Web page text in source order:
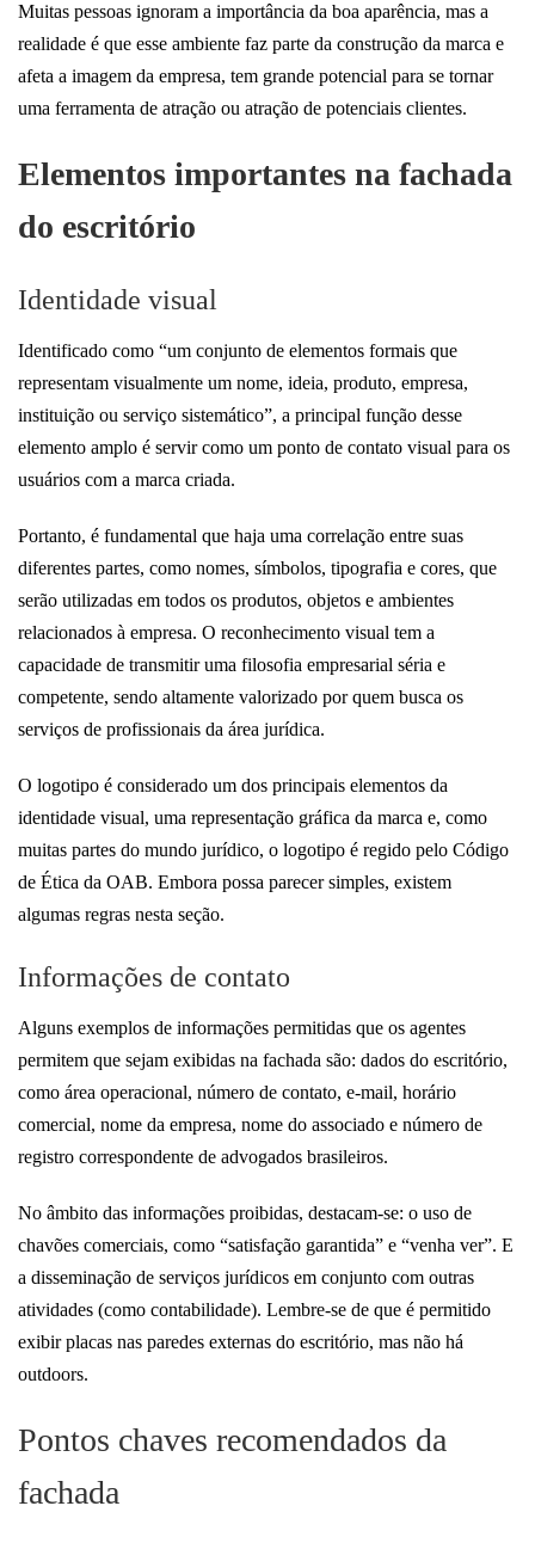
Muitas pessoas ignoram a importância da boa aparência, mas a
realidade é que esse ambiente faz parte da construção da marca e
afeta a imagem da empresa, tem grande potencial para se tornar
uma ferramenta de atração ou atração de potenciais clientes.
Elementos importantes na fachada
do escritório
Identidade visual
Identificado como “um conjunto de elementos formais que
representam visualmente um nome, ideia, produto, empresa,
instituição ou serviço sistemático”, a principal função desse
elemento amplo é servir como um ponto de contato visual para os
usuários com a marca criada.
Portanto, é fundamental que haja uma correlação entre suas
diferentes partes, como nomes, símbolos, tipografia e cores, que
serão utilizadas em todos os produtos, objetos e ambientes
relacionados à empresa. O reconhecimento visual tem a
capacidade de transmitir uma filosofia empresarial séria e
competente, sendo altamente valorizado por quem busca os
serviços de profissionais da área jurídica.
O logotipo é considerado um dos principais elementos da
identidade visual, uma representação gráfica da marca e, como
muitas partes do mundo jurídico, o logotipo é regido pelo Código
de Ética da OAB. Embora possa parecer simples, existem
algumas regras nesta seção.
Informações de contato
Alguns exemplos de informações permitidas que os agentes
permitem que sejam exibidas na fachada são: dados do escritório,
como área operacional, número de contato, e-mail, horário
comercial, nome da empresa, nome do associado e número de
registro correspondente de advogados brasileiros.
No âmbito das informações proibidas, destacam-se: o uso de
chavões comerciais, como “satisfação garantida” e “venha ver”. E
a disseminação de serviços jurídicos em conjunto com outras
atividades (como contabilidade). Lembre-se de que é permitido
exibir placas nas paredes externas do escritório, mas não há
outdoors.
Pontos chaves recomendados da
fachada